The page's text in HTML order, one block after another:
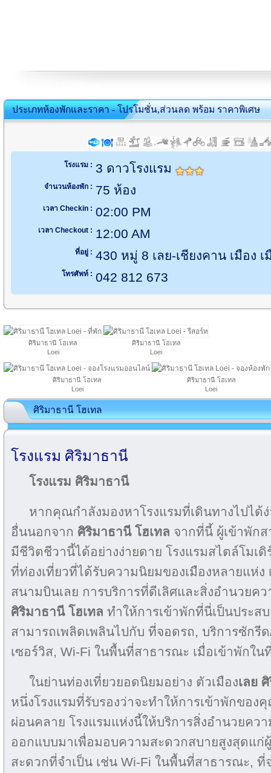
ประเภทห้องพักและราคา - โปรโมชั่น,ส่วนลด พร้อม ราคาพิเศษ
โรงแรม : 3 ดาวโรงแรม
จำนวนห้องพัก : 75 ห้อง
เวลา Checkin : 02:00 PM
เวลา Checkout : 12:00 AM
ที่อยู่ : 430 หมู่ 8 เลย-เชียงคาน เมือง เ
โทรศัพท์ : 042 812 673
ศิริมาธานี โฮเทล
Loei
ศิริมาธานี โฮเทล
Loei
ศิริมาธานี โฮเทล
Loei
ศิริมาธานี โฮเทล
Loei
ศิริมาธานี โฮเทล
โรงแรม ศิริมาธานี
โรงแรม ศิริมาธานี
หากคุณกำลังมองหาโรงแรมที่เดินทางไปได้
อื่นนอกจาก ศิริมาธานี โฮเทล จากที่นี้ ผู้เข้าพัก
มีชีวิตชีวานี้ได้อย่างง่ายดาย โรงแรมสไตล์โมเ
ที่ท่องเที่ยวที่ได้รับความนิยมของเมืองหลายแห่ง
สนามบินเลย การบริการที่ดีเลิศและสิ่งอำนวยค
ศิริมาธานี โฮเทล ทำให้การเข้าพักที่นี่เป็นประ
สามารถเพลิดเพลินไปกับ ที่จอดรถ, บริการซักรี
เซอร์วิส, Wi-Fi ในพื้นที่สาธารณะ เมื่อเข้าพักใ
ในย่านท่องเที่ยวยอดนิยมอย่าง ตัวเมืองเลย
หนึ่งโรงแรมที่รับรองว่าจะทำให้การเข้าพักของ
ผ่อนคลาย โรงแรมแห่งนี้ให้บริการสิ่งอำนวยคว
ออกแบบมาเพื่อมอบความสะดวกสบายสูงสุดแก่
สะดวกที่จำเป็น เช่น Wi-Fi ในพื้นที่สาธารณะ, ที่